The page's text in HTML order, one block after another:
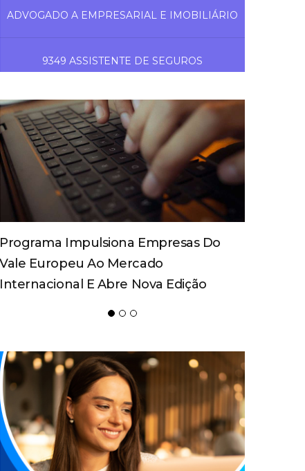
Blumenau Para Celebrar O Ritual Da
Cerveja E Dos Encontros